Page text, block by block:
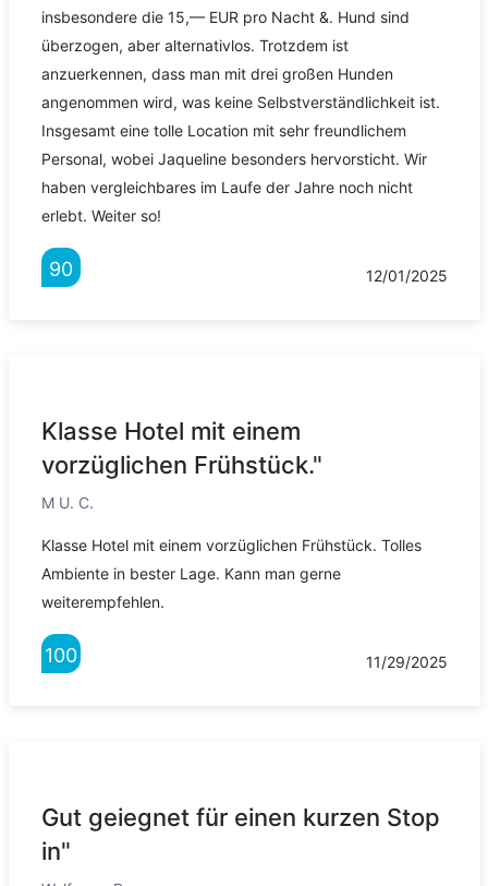
insbesondere die 15,— EUR pro Nacht &. Hund sind
überzogen, aber alternativlos. Trotzdem ist
anzuerkennen, dass man mit drei großen Hunden
angenommen wird, was keine Selbstverständlichkeit ist.
Insgesamt eine tolle Location mit sehr freundlichem
Personal, wobei Jaqueline besonders hervorsticht. Wir
haben vergleichbares im Laufe der Jahre noch nicht
erlebt. Weiter so!
90 12/01/2025
Klasse Hotel mit einem
vorzüglichen Frühstück."
M U. C.
Klasse Hotel mit einem vorzüglichen Frühstück. Tolles
Ambiente in bester Lage. Kann man gerne
weiterempfehlen.
100 11/29/2025
Gut geiegnet für einen kurzen Stop
in"